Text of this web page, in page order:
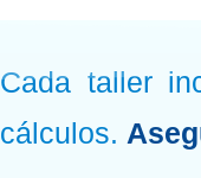
Cada taller
cálculos.